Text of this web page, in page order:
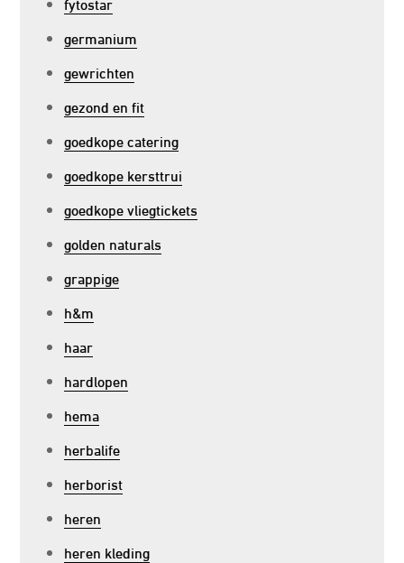
germanium
gewrichten
gezond en fit
goedkope catering
goedkope kersttrui
goedkope vliegtickets
golden naturals
grappige
h&m
haar
hardlopen
hema
herbalife
herborist
heren
heren kleding